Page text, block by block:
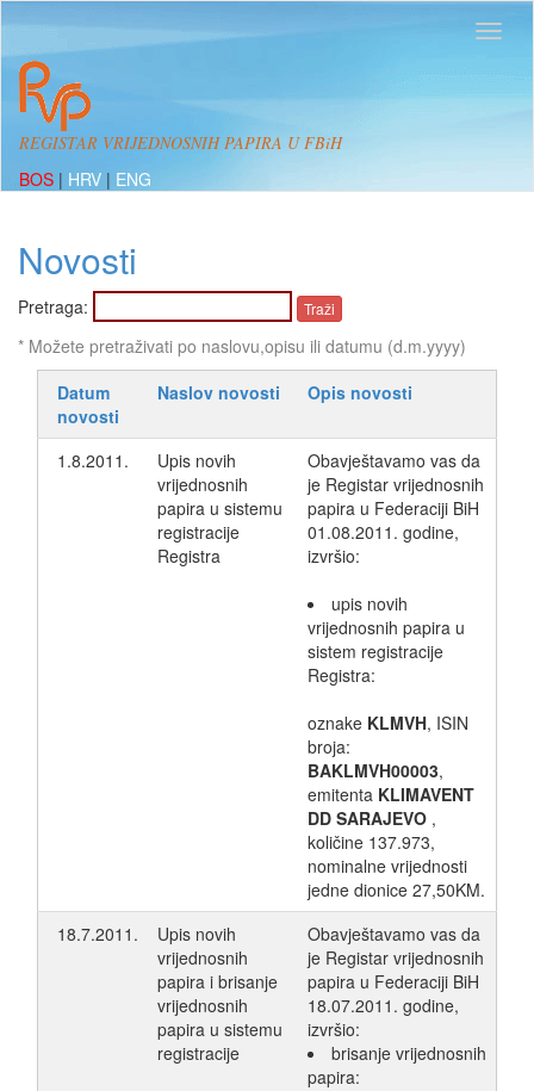
REGISTAR VRIJEDNOSNIH PAPIRA U FBiH
BOS | HRV | ENG
Novosti
Pretraga:
* Možete pretraživati po naslovu,opisu ili datumu (d.m.yyyy)
Datum
novosti
Naslov novosti Opis novosti
1.8.2011.
Upis novih
vrijednosnih
papira u sistemu
registracije
Registra
Obavještavamo vas da
je Registar vrijednosnih
papira u Federaciji BiH
01.08.2011. godine,
izvršio:
upis novih
vrijednosnih papira u
sistem registracije
Registra:
oznake KLMVH, ISIN
broja:
BAKLMVH00003,
emitenta KLIMAVENT
DD SARAJEVO ,
količine 137.973,
nominalne vrijednosti
jedne dionice 27,50KM.
18.7.2011.
Upis novih
vrijednosnih
papira i brisanje
vrijednosnih
papira u sistemu
registracije
Obavještavamo vas da
je Registar vrijednosnih
papira u Federaciji BiH
18.07.2011. godine,
izvršio:
brisanje vrijednosnih
papira: